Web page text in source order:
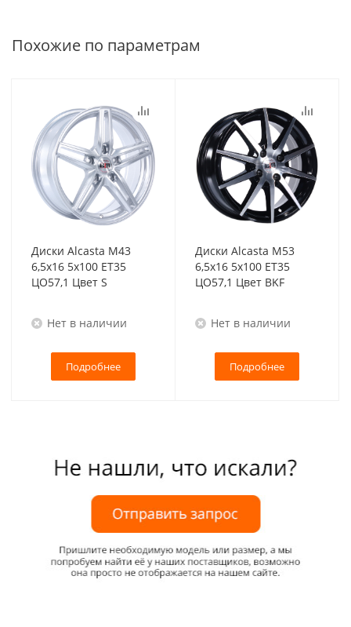
Похожие по параметрам
Диски Alcasta M43
6,5x16 5x100 ET35
ЦО57,1 Цвет S
Нет в наличии
Подробнее
Диски Alcasta M53
6,5x16 5x100 ET35
ЦО57,1 Цвет BKF
Нет в наличии
Подробнее